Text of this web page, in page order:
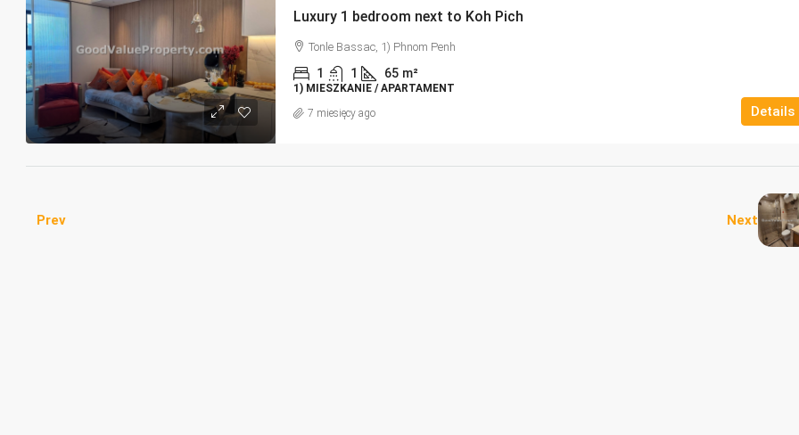
Luxury 1 bedroom next to Koh Pich
Tonle Bassac, 1) Phnom Penh
1 1 65 m²
1) MIESZKANIE / APARTAMENT
Details
7 miesięcy ago
Prev Next